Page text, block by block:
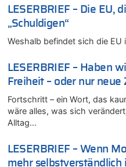
Wasserstand des Rheins in
06.08.2026 - 10:17 von
Wasserstand des Rheins in
06.08.2026 - 10:09 von Dax
Zweite Hitzewelle in
06.08.2026 - 10:02 von
Aachen ab 11. August
Belgien setzt bei Reit-WM
06.08.2026 - 09:22 von
Wasserstand des Rheins in
LESERBRIEF – Die EU,
„Schuldigen“
Weshalb befindet sich die EU
LESERBRIEF – Haben
Freiheit – oder nur neue
Fortschritt – ein Wort, das
wäre alles, was sich
Alltag…
LESERBRIEF – Wenn
mehr selbstverständlich